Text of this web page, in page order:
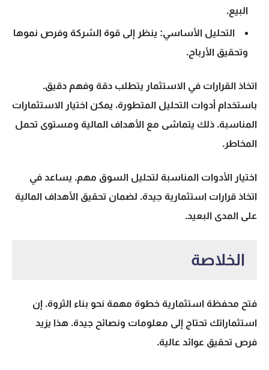
البيع.
التحليل الأساسي: ينظر إلى قوة الشركة وفرص نموها
وتحقيق الأرباح.
اتخاذ القرارات في الاستثمار يتطلب دقة وفهم دقيق.
باستخدام أدوات التحليل المتطورة، يمكن اختيار الاستثمارات
المناسبة. ذلك يتماشى مع الأهداف المالية ومستوى تحمل
المخاطر.
اختيار الأدوات المناسبة لتحليل السوق مهم. يساعد في
اتخاذ قرارات استثمارية جيدة. لضمان تحقيق الأهداف المالية
على المدى البعيد.
الخلاصة
فتح محفظة استثمارية خطوة مهمة نحو بناء الثروة. إن
استثماراتك تحتاج إلى معلومات ونصائح جيدة. هذا يزيد
فرص تحقيق عوائد عالية.